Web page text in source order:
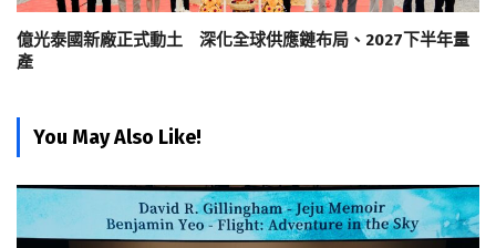
億光泰國新廠正式動土 深化全球供應鏈布局、2027下半年量
產
You May Also Like!